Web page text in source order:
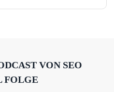
VON SEO
FOLGE